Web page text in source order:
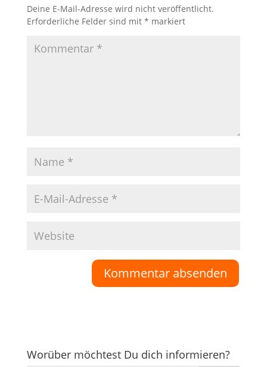
Deine E-Mail-Adresse wird nicht veröffentlicht.
Erforderliche Felder sind mit * markiert
Worüber möchtest Du dich informieren?